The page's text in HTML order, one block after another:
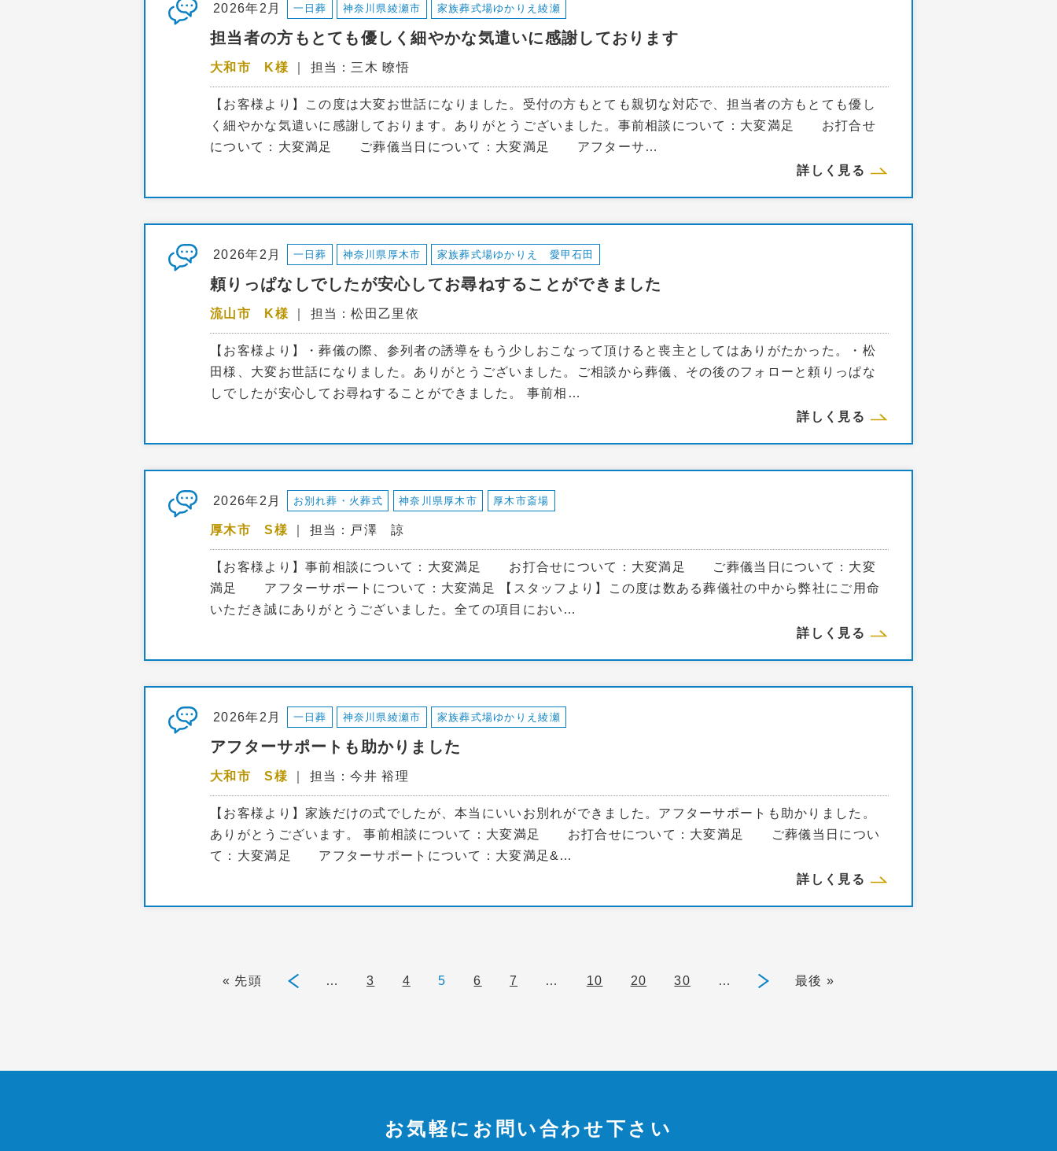
2026年2月 一日葬 神奈川県綾瀬市 家族葬式場ゆかりえ綾瀬
担当者の方もとても優しく細やかな気遣いに感謝しております
大和市 K様 ｜ 担当：三木 暸悟
【お客様より】この度は大変お世話になりました。受付の方もとても親切な対応で、担当者の方もとても優し
く細やかな気遣いに感謝しております。ありがとうございました。事前相談について：大変満足 お打合せ
について：大変満足 ご葬儀当日について：大変満足 アフターサ…
詳しく見る
2026年2月 一日葬 神奈川県厚木市 家族葬式場ゆかりえ 愛甲石田
頼りっぱなしでしたが安心してお尋ねすることができました
流山市 K様 ｜ 担当：松田乙里依
【お客様より】・葬儀の際、参列者の誘導をもう少しおこなって頂けると喪主としてはありがたかった。・松
田様、大変お世話になりました。ありがとうございました。ご相談から葬儀、その後のフォローと頼りっぱな
しでしたが安心してお尋ねすることができました。 事前相…
詳しく見る
2026年2月 お別れ葬・火葬式 神奈川県厚木市 厚木市斎場
厚木市 S様 ｜ 担当：戸澤 諒
【お客様より】事前相談について：大変満足 お打合せについて：大変満足 ご葬儀当日について：大変
満足 アフターサポートについて：大変満足 【スタッフより】この度は数ある葬儀社の中から弊社にご用命
いただき誠にありがとうございました。全ての項目におい…
詳しく見る
2026年2月 一日葬 神奈川県綾瀬市 家族葬式場ゆかりえ綾瀬
アフターサポートも助かりました
大和市 S様 ｜ 担当：今井 裕理
【お客様より】家族だけの式でしたが、本当にいいお別れができました。アフターサポートも助かりました。
ありがとうございます。 事前相談について：大変満足 お打合せについて：大変満足 ご葬儀当日につい
て：大変満足 アフターサポートについて：大変満足&…
詳しく見る
« 先頭 « … 3 4 5 6 7 … 10 20 30 … » 最後 »
お気軽にお問い合わせ下さい